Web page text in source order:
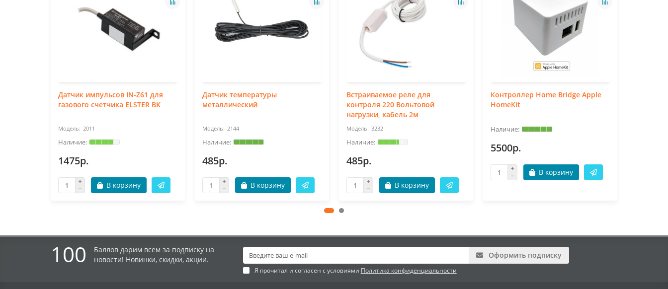
Датчик импульсов IN-Z61 для
газового счетчика ELSTER BK
2011
1475р.
В корзину
Датчик температуры
металлический
2144
485р.
В корзину
Встраиваемое реле для
контроля 220 Вольтовой
нагрузки, кабель 2м
3232
485р.
В корзину
Контроллер Home Bridge Apple
HomeKit
5500р.
В корзину
100
Баллов дарим всем за подписку на
новости! Новинки, скидки, акции.
Оформить подписку
Я прочитал и согласен с условиями Политика конфиденциальности